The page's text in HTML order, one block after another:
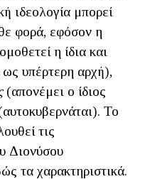
ιδεολογία μπορεί
φορά, εφόσον η
η ίδια και
ως υπέρτερη αρχή),
(απονέμει ο ίδιος
Το
τις
Διονύσου
τα χαρακτηριστικά.